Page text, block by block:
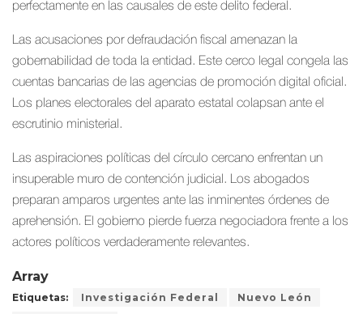
perfectamente en las causales de este delito federal.
Las acusaciones por defraudación fiscal amenazan la
gobernabilidad de toda la entidad. Este cerco legal congela las
cuentas bancarias de las agencias de promoción digital oficial.
Los planes electorales del aparato estatal colapsan ante el
escrutinio ministerial.
Las aspiraciones políticas del círculo cercano enfrentan un
insuperable muro de contención judicial. Los abogados
preparan amparos urgentes ante las inminentes órdenes de
aprehensión. El gobierno pierde fuerza negociadora frente a los
actores políticos verdaderamente relevantes.
Array
Etiquetas: Investigación Federal
Nuevo León